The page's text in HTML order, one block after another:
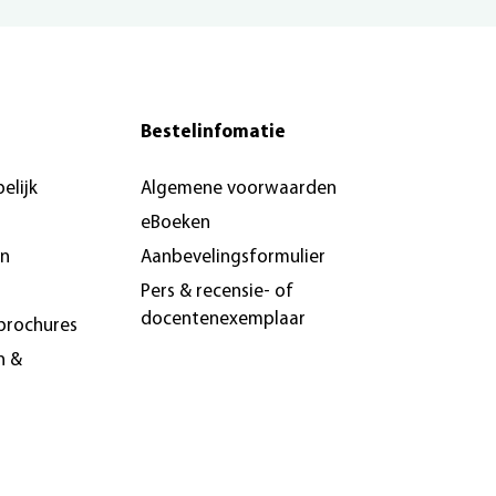
&
Bestelinfomatie
Algemene voorwaarden
eBoeken
Aanbevelingsformulier
Pers & recensie- of
docentenexemplaar